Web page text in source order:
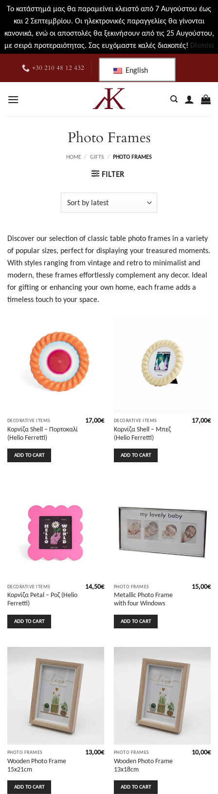
Το κατάστημά μας θα παραμείνει κλειστό από 7 Αυγούστου έως
και 2 Σεπτεμβρίου. Οι ηλεκτρονικές παραγγελίες θα γίνονται
κανονικά, ενώ οι αποστολές θα ξεκινήσουν από τις 25 Αυγούστου,
με σειρά προτεραιότητας. Σας ευχόμαστε καλές διακοπές! Dismiss
content
+30 210 48 12 432 English
Photo Frames
HOME / GIFTS / PHOTO FRAMES
FILTER
Discover our selection of classic table photo frames in a variety
of popular sizes, perfect for displaying your treasured moments.
With styles ranging from vintage and retro to minimalist and
modern, these frames effortlessly complement any decor. Ideal
for gifting or enhancing your own home, each frame adds a
timeless touch to your space.
DECORATIVE ITEMS
Κορνίζα Shell – Πορτοκαλί
(Helio Ferretti)
17,00€
ADD TO CART
DECORATIVE ITEMS
Κορνίζα Shell – Μπεζ
(Helio Ferretti)
17,00€
ADD TO CART
DECORATIVE ITEMS
Κορνίζα Petal – Ροζ (Helio
Ferretti)
14,50€
ADD TO CART
PHOTO FRAMES
Metallic Photo Frame
with four Windows
15,00€
ADD TO CART
PHOTO FRAMES
Wooden Photo Frame
15x21cm
13,00€
ADD TO CART
PHOTO FRAMES
Wooden Photo Frame
13x18cm
10,00€
ADD TO CART